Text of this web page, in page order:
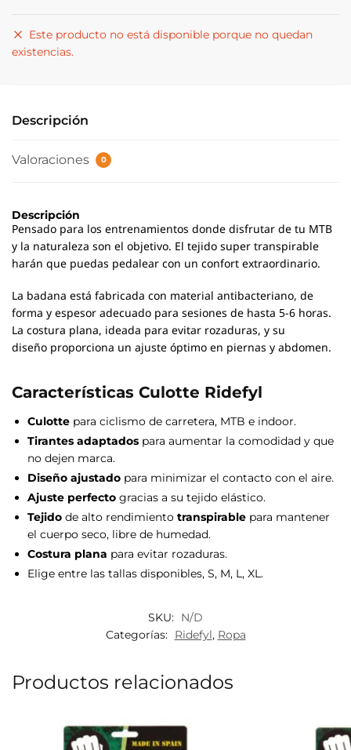
Este producto no está disponible porque no quedan
existencias.
Descripción
Valoraciones 0
Descripción
Pensado para los entrenamientos donde disfrutar de tu MTB
y la naturaleza son el objetivo. El tejido super transpirable
harán que puedas pedalear con un confort extraordinario.
La badana está fabricada con material antibacteriano, de
forma y espesor adecuado para sesiones de hasta 5-6 horas.
La costura plana, ideada para evitar rozaduras, y su
diseño proporciona un ajuste óptimo en piernas y abdomen.
Características Culotte Ridefyl
Culotte para ciclismo de carretera, MTB e indoor.
Tirantes adaptados para aumentar la comodidad y que
no dejen marca.
Diseño ajustado para minimizar el contacto con el aire.
Ajuste perfecto gracias a su tejido elástico.
Tejido de alto rendimiento transpirable para mantener
el cuerpo seco, libre de humedad.
Costura plana para evitar rozaduras.
Elige entre las tallas disponibles, S, M, L, XL.
SKU: N/D
Categorías: Ridefyl, Ropa
Productos relacionados